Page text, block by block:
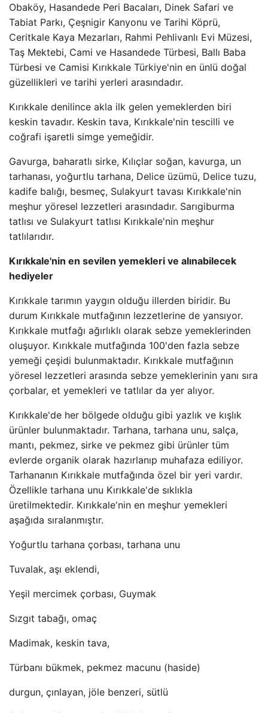
Obaköy, Hasandede Peri Bacaları, Dinek Safari ve
Tabiat Parkı, Çeşnigir Kanyonu ve Tarihi Köprü,
Ceritkale Kaya Mezarları, Rahmi Pehlivanlı Evi Müzesi,
Taş Mektebi, Cami ve Hasandede Türbesi, Ballı Baba
Türbesi ve Camisi Kırıkkale Türkiye'nin en ünlü doğal
güzellikleri ve tarihi yerleri arasındadır.
Kırıkkale denilince akla ilk gelen yemeklerden biri
keskin tavadır. Keskin tava, Kırıkkale'nin tescilli ve
coğrafi işaretli simge yemeğidir.
Gavurga, baharatlı sirke, Kılıçlar soğan, kavurga, un
tarhanası, yoğurtlu tarhana, Delice üzümü, Delice tuzu,
kadife balığı, besmeç, Sulakyurt tavası Kırıkkale'nin
meşhur yöresel lezzetleri arasındadır. Sarıgiburma
tatlısı ve Sulakyurt tatlısı Kırıkkale'nin meşhur
tatlılarıdır.
Kırıkkale'nin en sevilen yemekleri ve alınabilecek
hediyeler
Kırıkkale tarımın yaygın olduğu illerden biridir. Bu
durum Kırıkkale mutfağının lezzetlerine de yansıyor.
Kırıkkale mutfağı ağırlıklı olarak sebze yemeklerinden
oluşuyor. Kırıkkale mutfağında 100'den fazla sebze
yemeği çeşidi bulunmaktadır. Kırıkkale mutfağının
yöresel lezzetleri arasında sebze yemeklerinin yanı sıra
çorbalar, et yemekleri ve tatlılar da yer alıyor.
Kırıkkale'de her bölgede olduğu gibi yazlık ve kışlık
ürünler bulunmaktadır. Tarhana, tarhana unu, salça,
mantı, pekmez, sirke ve pekmez gibi ürünler tüm
evlerde organik olarak hazırlanıp muhafaza ediliyor.
Tarhananın Kırıkkale mutfağında özel bir yeri vardır.
Özellikle tarhana unu Kırıkkale'de sıklıkla
üretilmektedir. Kırıkkale'nin en meşhur yemekleri
aşağıda sıralanmıştır.
Yoğurtlu tarhana çorbası, tarhana unu
Tuvalak, aşı eklendi,
Yeşil mercimek çorbası, Guymak
Sızgıt tabağı, omaç
Madimak, keskin tava,
Türbanı bükmek, pekmez macunu (haside)
durgun, çınlayan, jöle benzeri, sütlü